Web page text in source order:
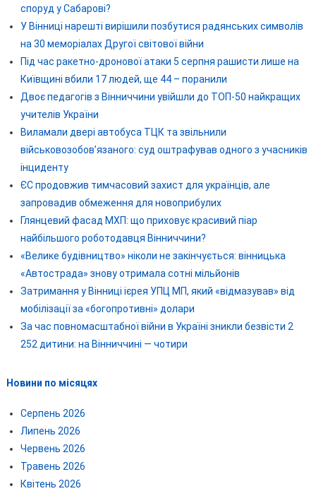
споруд у Сабарові?
У Вінниці нарешті вирішили позбутися радянських символів
на 30 меморіалах Другої світової війни
Під час ракетно-дронової атаки 5 серпня рашисти лише на
Київщині вбили 17 людей, ще 44 – поранили
Двоє педагогів з Вінниччини увійшли до ТОП-50 найкращих
учителів України
Виламали двері автобуса ТЦК та звільнили
військовозобов’язаного: суд оштрафував одного з учасників
інциденту
ЄС продовжив тимчасовий захист для українців, але
запровадив обмеження для новоприбулих
Глянцевий фасад МХП: що приховує красивий піар
найбільшого роботодавця Вінниччини?
«Велике будівництво» ніколи не закінчується: вінницька
«Автострада» знову отримала сотні мільйонів
Затримання у Вінниці ієрея УПЦ МП, який «відмазував» від
мобілізації за «богопротивні» долари
За час повномасштабної війни в Україні зникли безвісти 2
252 дитини: на Вінниччині — чотири
Новини по місяцях
Серпень 2026
Липень 2026
Червень 2026
Травень 2026
Квітень 2026